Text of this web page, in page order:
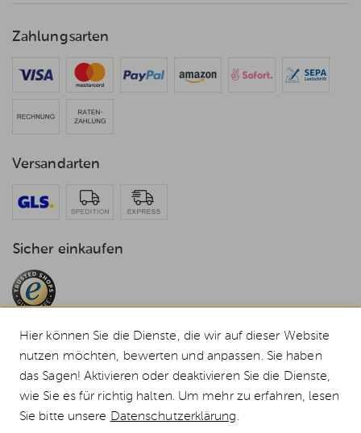
Zahlungsarten
Versandarten
Sicher einkaufen
© 2026 Weststyle GmbH · Europas grosser Weber Spezialist
Alle Preise inkl. MwSt., inkl. Verpackungskosten und zzgl.
Durchgestrichene Preise entsprechen dem bisherigen Preis bei Weststyle.
Hier können Sie die Dienste, die wir auf dieser Website
nutzen möchten, bewerten und anpassen. Sie haben
das Sagen! Aktivieren oder deaktivieren Sie die Dienste,
wie Sie es für richtig halten. Um mehr zu erfahren, lesen
Sie bitte unsere Datenschutzerklärung.